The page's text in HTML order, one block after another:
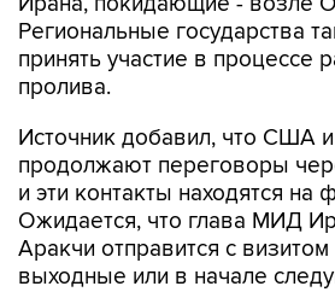
Региональные государства
принять участие в процессе
пролива.
Источник добавил, что США
продолжают переговоры
и эти контакты находятся на
Ожидается, что глава МИД
Аракчи отправится с
выходные или в начале